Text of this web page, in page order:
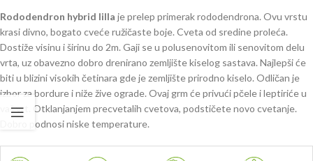
Rododendron hybrid lilla je prelep primerak rododendrona. Ovu vrstu
krasi divno, bogato cveće ružičaste boje. Cveta od sredine proleća.
Dostiže visinu i širinu do 2m. Gaji se u polusenovitom ili senovitom delu
vrta, uz obavezno dobro drenirano zemljište kiselog sastava. Najlepši će
biti u blizini visokih četinara gde je zemljište prirodno kiselo. Odličan je
izbor za bordure i niže žive ograde. Ovaj grm će privući pčele i leptiriće u
vaš vrt. Otklanjanjem precvetalih cvetova, podstičete novo cvetanje.
Dobro podnosi niske temperature.